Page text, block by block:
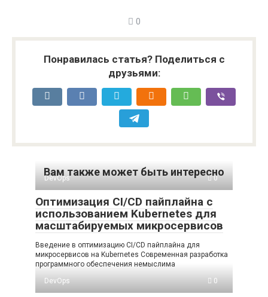
0
Понравилась статья? Поделиться с
друзьями:
Вам также может быть интересно
DevOps 0
Оптимизация CI/CD пайплайна с
использованием Kubernetes для
масштабируемых микросервисов
Введение в оптимизацию CI/CD пайплайна для
микросервисов на Kubernetes Современная разработка
программного обеспечения немыслима
DevOps
0